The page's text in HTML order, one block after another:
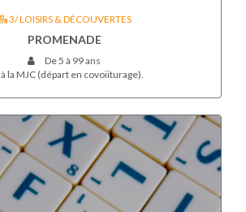
3/ LOISIRS & DÉCOUVERTES
PROMENADE
De 5 à 99 ans
à la MJC (départ en covoiiturage).